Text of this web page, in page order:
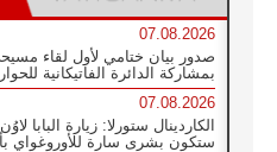
07.08.2026
صدور بيان ختامي لأول لقاء
بمشاركة الدائرة الفاتيكانية
07.08.2026
الكاردينال ستورلا: زيارة البابا
ستكون بشرى سارة للأوروغواي